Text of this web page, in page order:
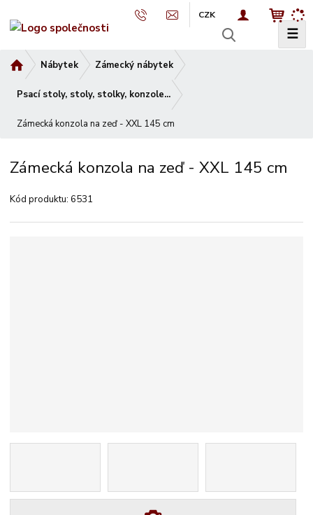
CZK
☰
v
o
n
t
a
Nábytek Zámecký nábytek
Psací stoly, stoly, stolky, konzole...
Zámecká konzola na zeď - XXL 145 cm
Zámecká konzola na zeď - XXL 145 cm
Kód produktu:6531